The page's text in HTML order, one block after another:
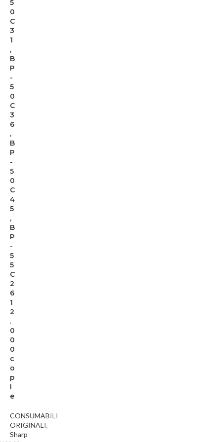
5
0
C
3
1
,
B
P
-
5
0
C
3
6
,
B
P
-
5
0
C
4
5
,
B
P
-
5
5
C
2
6
1
2
.
0
0
0
c
o
p
i
e
CONSUMABILI
ORIGINALI,
Sharp